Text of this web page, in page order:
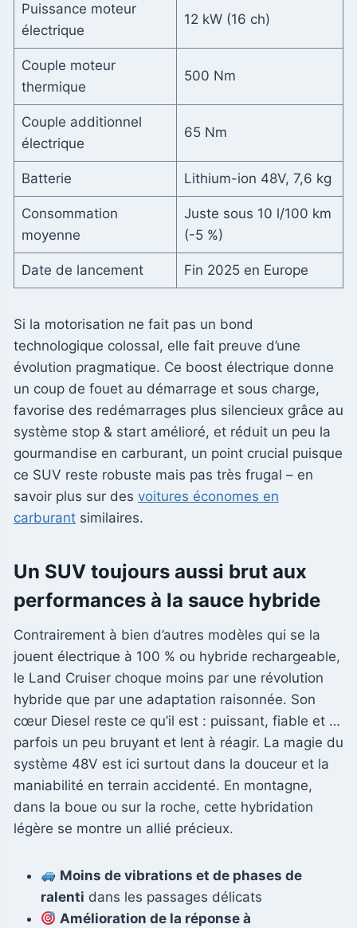
Puissance moteur
électrique
12 kW (16 ch)
Couple moteur
thermique
500 Nm
Couple additionnel
électrique
65 Nm
Batterie Lithium-ion 48V, 7,6 kg
Consommation
moyenne
Juste sous 10 l/100 km
(-5 %)
Date de lancement Fin 2025 en Europe
Si la motorisation ne fait pas un bond
technologique colossal, elle fait preuve d’une
évolution pragmatique. Ce boost électrique donne
un coup de fouet au démarrage et sous charge,
favorise des redémarrages plus silencieux grâce au
système stop & start amélioré, et réduit un peu la
gourmandise en carburant, un point crucial puisque
ce SUV reste robuste mais pas très frugal – en
savoir plus sur des voitures économes en
carburant similaires.
Un SUV toujours aussi brut aux
performances à la sauce hybride
Contrairement à bien d’autres modèles qui se la
jouent électrique à 100 % ou hybride rechargeable,
le Land Cruiser choque moins par une révolution
hybride que par une adaptation raisonnée. Son
cœur Diesel reste ce qu’il est : puissant, fiable et …
parfois un peu bruyant et lent à réagir. La magie du
système 48V est ici surtout dans la douceur et la
maniabilité en terrain accidenté. En montagne,
dans la boue ou sur la roche, cette hybridation
légère se montre un allié précieux.
Moins de vibrations et de phases de
ralenti dans les passages délicats
Amélioration de la réponse à